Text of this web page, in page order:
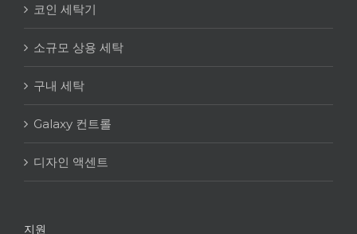
코인 세탁기
소규모 상용 세탁
구내 세탁
Galaxy 컨트롤
디자인 액센트
지원